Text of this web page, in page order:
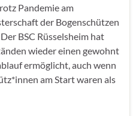
Pandemie am
der Bogenschützen
BSC Rüsselsheim hat
wieder einen gewohnt
ermöglicht, auch wenn
am Start waren als